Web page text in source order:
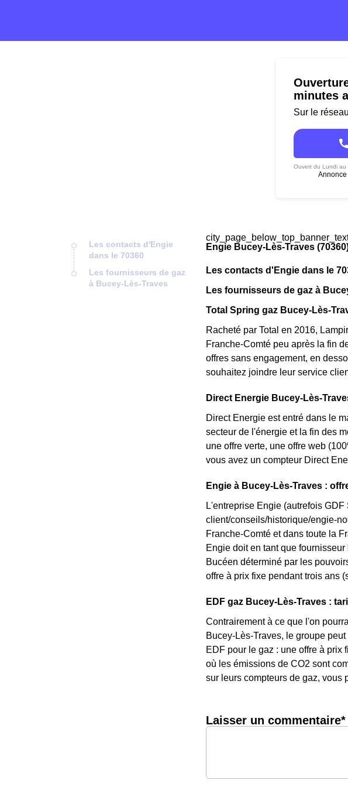
minutes
Sur le
Ouvert du Lundi au
Les contacts d'Engie
dans le 70360
Les fournisseurs de gaz
à Bucey-Lès-Traves
Engie Bucey-Lès-Traves
Les contacts d'Engie dans le
Les fournisseurs de gaz à
Total Spring gaz Bucey-Lès-
Racheté par Total en 2016,
Franche-Comté peu après la fin
offres sans engagement, en
souhaitez joindre leur service
Direct Energie Bucey-Lès-
Direct Energie est entré dans le
secteur de l'énergie et la fin des
une offre verte, une offre web
vous avez un compteur Direct
Engie à Bucey-Lès-Traves :
L'entreprise Engie (autrefois
client/conseils/historique/engie-
Franche-Comté et dans toute la
Engie doit en tant que
Bucéen déterminé par les
offre à prix fixe pendant trois ans
EDF gaz Bucey-Lès-Traves :
Contrairement à ce que l'on
Bucey-Lès-Traves, le groupe
EDF pour le gaz : une offre à prix
où les émissions de CO2 sont
sur leurs compteurs de gaz, vous
Laisser un commentaire*